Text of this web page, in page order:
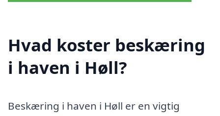
Hvad koster beskæring
i haven i Høll?
Beskæring i haven i Høll er en vigtig